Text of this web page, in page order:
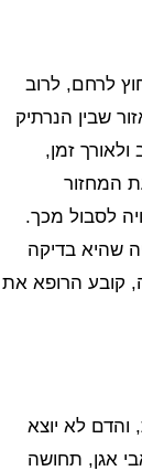
לרחם, לרוב
שבין הנרתיק
זמן,
המחזור
(20 עד 40) ועד גיל המעבר עשויה לסבול מכך.
שהיא בדיקה
קובע הרופא את
והדם לא יוצא
אגן, תחושה